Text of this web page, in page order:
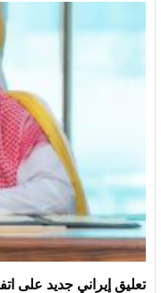
تعليق إيراني جديد على